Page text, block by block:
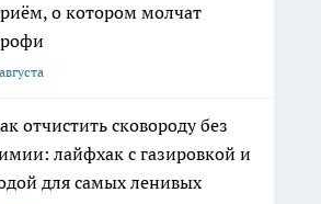
о котором молчат
отчистить сковороду без
лайфхак с газировкой и
для самых ленивых